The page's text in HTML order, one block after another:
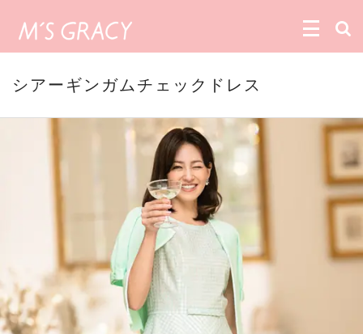
シアーギンガムチェックドレス